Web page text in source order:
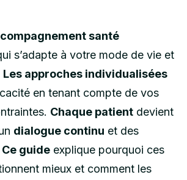
santé
s’adapte à votre mode de vie et
Les approches individualisées
en tenant compte de vos
Chaque patient devient
dialogue continu et des
Ce guide explique pourquoi ces
mieux et comment les